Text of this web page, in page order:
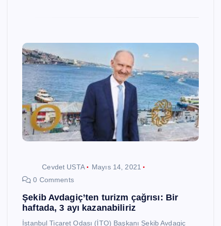
Cevdet USTA
Mayıs 14, 2021
0 Comments
Şekib Avdagiç’ten turizm çağrısı: Bir
haftada, 3 ayı kazanabiliriz
İstanbul Ticaret Odası (İTO) Başkanı Şekib Avdagiç